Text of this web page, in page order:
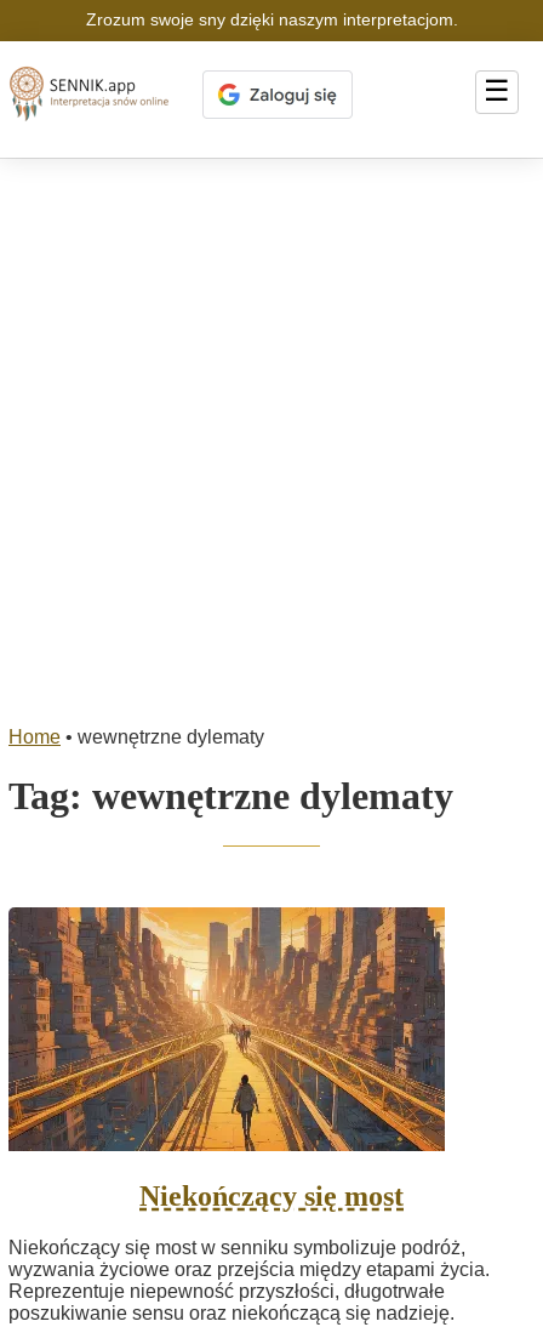
Zrozum swoje sny dzięki naszym interpretacjom.
☰
Home • wewnętrzne dylematy
Tag: wewnętrzne dylematy
Niekończący się most
Niekończący się most w senniku symbolizuje podróż,
wyzwania życiowe oraz przejścia między etapami życia.
Reprezentuje niepewność przyszłości, długotrwałe
poszukiwanie sensu oraz niekończącą się nadzieję.